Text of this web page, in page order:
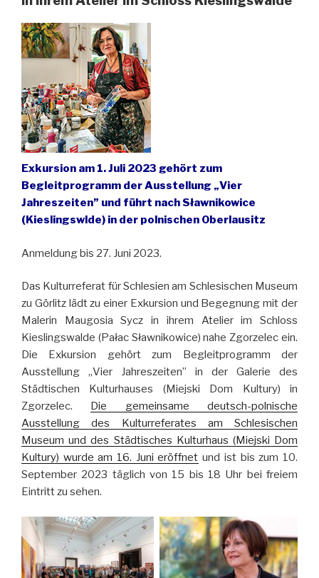
Exkursion am 1. Juli 2023 gehört zum
Begleitprogramm der Ausstellung „Vier
Jahreszeiten” und führt nach Sławnikowice
(Kieslingswlde) in der polnischen Oberlausitz
Anmeldung bis 27. Juni 2023.
Das Kulturreferat für Schlesien am Schlesischen Museum
zu Görlitz lädt zu einer Exkursion und Begegnung mit der
Malerin Maugosia Sycz in ihrem Atelier im Schloss
Kieslingswalde (Pałac Sławnikowice) nahe Zgorzelec ein.
Die Exkursion gehört zum Begleitprogramm der
Ausstellung „Vier Jahreszeiten” in der Galerie des
Städtischen Kulturhauses (Miejski Dom Kultury) in
Zgorzelec.
Die gemeinsame deutsch-polnische
Ausstellung des Kulturreferates am Schlesischen
Museum und des Städtisches Kulturhaus (Miejski Dom
Kultury) wurde am 16. Juni eröffnet und ist bis zum 10.
September 2023 täglich von 15 bis 18 Uhr bei freiem
Eintritt zu sehen.